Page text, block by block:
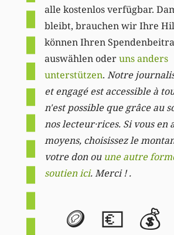
alle kostenlos verfügbar.
bleibt, brauchen wir Ihre
können Ihren
auswählen oderuns anders
unterstützen. Notre
et engagé est accessible à
n'est possible que grâce au
nos lecteur·rices. Si vous en
moyens, choisissez le
votre don ou une autre
soutien ici. Merci ! .
🪙 💶 💰